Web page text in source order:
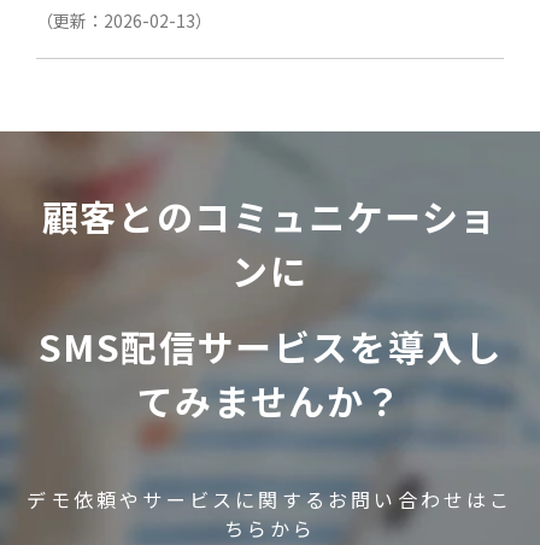
（更新： 2026-02-13）
顧客とのコミュニケーショ
ンに
SMS配信サービスを導入し
てみませんか？
デモ依頼やサービスに関するお問い合わせはこ
ちらから